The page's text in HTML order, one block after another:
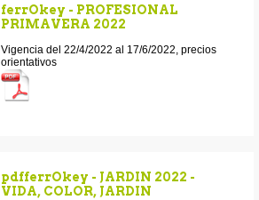
ferrOkey - PROFESIONAL
PRIMAVERA 2022
Vigencia del 22/4/2022 al 17/6/2022, precios
orientativos
pdfferrOkey - JARDIN 2022 -
VIDA, COLOR, JARDIN